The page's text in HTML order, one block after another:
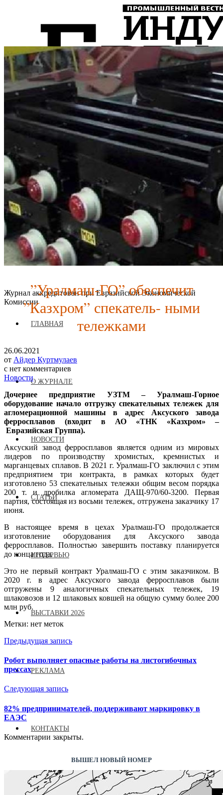
Журнал аккредитован при Евразийской Экономической
Комиссии
ГЛАВНАЯ
О ЖУРНАЛЕ
НОВОСТИ
СТАТЬИ
ИНТЕРВЬЮ
ВЫСТАВКИ 2026
РЕКЛАМА
КОНТАКТЫ
”Уралмаш-ГО” обеспечит
”Казхром” спекатель- ными
тележками
26.06.2021
от Айдер Куртмулаев
с нет комментариев
Новости
Дочернее предприятие УЗТМ – Уралмаш-Горное
оборудование начало отгрузку спекательных тележек для
агломерационной машины в адрес Аксуского завода
ферросплавов (входит в АО «ТНК «Казхром» –
Евразийская Группа).
Аксуский завод ферросплавов является одним из мировых
лидеров по производству хромистых, кремнистых и
марганцевых сплавов. В 2021 г. Уралмаш-ГО заключил с этим
предприятием три контракта, в рамках которых будет
изготовлено 53 спекательных тележки общим весом порядка
200 т. и дробилка агломерата ДАЩ-970/60-3200. Первая
партия, состоящая из восьми тележек, отгружена заказчику 17
июня.
В настоящее время в цехах Уралмаш-ГО продолжается
изготовление оборудования для Аксуского завода
ферросплавов. Полностью завершить поставку планируется
до конца года.
Это не первый контракт Уралмаш-ГО с этим заказчиком. В
2020 г. в адрес Аксуского завода ферросплавов были
отгружены 9 аналогичных спекательных тележек, 19
шлаковозов и 12 шлаковых ковшей на общую сумму более 200
млн руб.
Метки: нет меток
Предыдущая запись
Робот выполняет опасные работы на листогибочных
прессах
Следующая запись
82% предпринимателей, поддерживают маркировку в
ЕАЭС
Комментарии закрыты.
ВЫШЕЛ НОВЫЙ НОМЕР